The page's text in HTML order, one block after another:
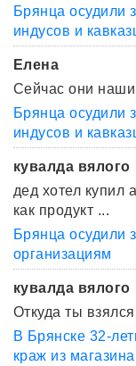
Брянца осудили
индусов и
Елена
Сейчас они
Брянца осудили
индусов и
кувалда вялого
дед хотел купил
как продукт ...
Брянца осудили
организациям
кувалда вялого
Откуда ты
В Брянске 32-
краж из магазина